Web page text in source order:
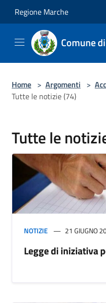
Regione Marche
Comune
Home > Argomenti >
Tutte le notizie (74)
Tutte le
NOTIZIE 21 GIUGNO
Legge di iniziativa